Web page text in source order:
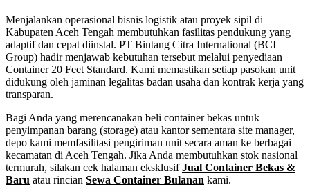
Menjalankan operasional bisnis logistik atau proyek sipil di
Kabupaten Aceh Tengah membutuhkan fasilitas pendukung yang
adaptif dan cepat diinstal. PT Bintang Citra International (BCI
Group) hadir menjawab kebutuhan tersebut melalui penyediaan
Container 20 Feet Standard. Kami memastikan setiap pasokan unit
didukung oleh jaminan legalitas badan usaha dan kontrak kerja yang
transparan.
Bagi Anda yang merencanakan beli container bekas untuk
penyimpanan barang (storage) atau kantor sementara site manager,
depo kami memfasilitasi pengiriman unit secara aman ke berbagai
kecamatan di Aceh Tengah. Jika Anda membutuhkan stok nasional
termurah, silakan cek halaman eksklusifJual Container Bekas &
Baru atau rincian Sewa Container Bulanan kami.